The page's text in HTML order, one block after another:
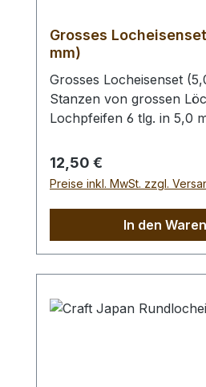
Grosses
mm)
Grosses Locheisenset
Stanzen von grossen
Lochpfeifen 6 tlg. in 5,0
benutzen Sie zum
einen geeigneten
Stahlhammer) und eine
eine Beschädigung des
auszuschliessen, siehe
Regulärer Preis:
12,50 €
Preise inkl. MwSt. zzgl.
In den